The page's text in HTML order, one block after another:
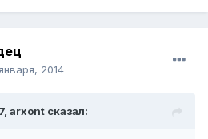
2014
arxont сказал: